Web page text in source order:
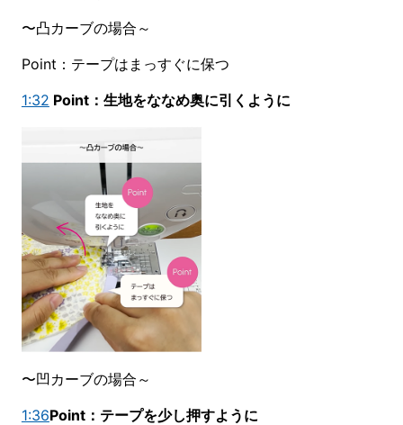
〜凸カーブの場合～
Point：テープはまっすぐに保つ
1:32 Point：生地をななめ奥に引くように
〜凹カーブの場合～
1:36Point：テープを少し押すように